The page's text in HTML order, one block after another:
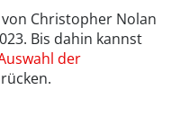
Christopher Nolan
Bis dahin kannst
der